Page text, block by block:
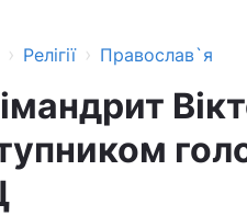
› Релігії › Православ`я